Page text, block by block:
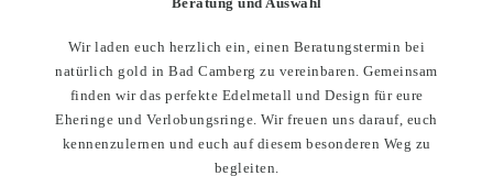
Wir laden euch herzlich ein, einen Beratungstermin bei
natürlich gold in Bad Camberg zu vereinbaren. Gemeinsam
finden wir das perfekte Edelmetall und Design für eure
Eheringe und Verlobungsringe. Wir freuen uns darauf, euch
kennenzulernen und euch auf diesem besonderen Weg zu
begleiten.